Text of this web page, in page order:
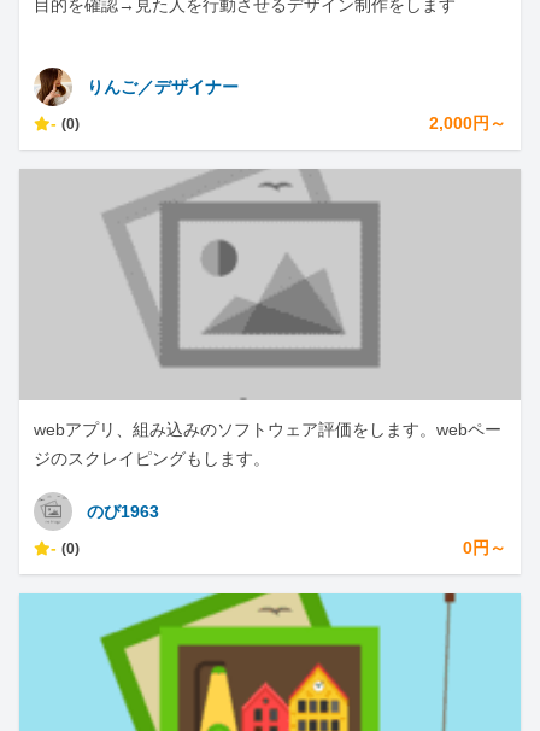
目的を確認→見た人を行動させるデザイン制作をします
りんご／デザイナー
- (0) 2,000円～
webアプリ、組み込みのソフトウェア評価をします。webペー
ジのスクレイピングもします。
のび1963
- (0) 0円～